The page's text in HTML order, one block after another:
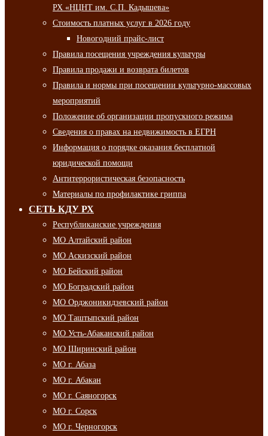
РХ «НЦНТ им. С.П. Кадышева»
Стоимость платных услуг в 2026 году
Новогодний прайс-лист
Правила посещения учреждения культуры
Правила продажи и возврата билетов
Правила и нормы при посещении культурно-массовых
мероприятий
Положение об организации пропускного режима
Сведения о правах на недвижимость в ЕГРН
Информация о порядке оказания бесплатной
юридической помощи
Антитеррористическая безопасность
Материалы по профилактике гриппа
СЕТЬ КДУ РХ
Республиканские учреждения
МО Алтайский район
МО Аскизский район
МО Бейский район
МО Боградский район
МО Орджоникидзевский район
МО Таштыпский район
МО Усть-Абаканский район
МО Ширинский район
МО г. Абаза
МО г. Абакан
МО г. Саяногорск
МО г. Сорск
МО г. Черногорск